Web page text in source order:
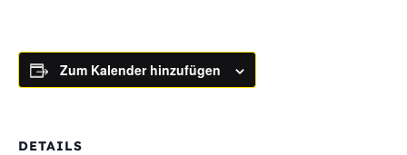
Zum Kalender hinzufügen
DETAILS